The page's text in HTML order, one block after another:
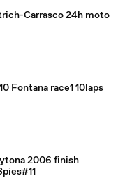
Carrasco 24h moto
Fontana race1 10laps
2006 finish